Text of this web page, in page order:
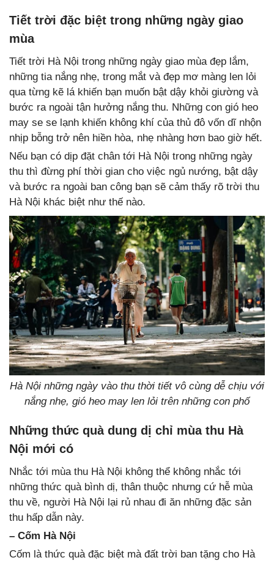
Tiết trời đặc biệt trong những ngày giao
mùa
Tiết trời Hà Nội trong những ngày giao mùa đẹp lắm,
những tia nắng nhẹ, trong mắt và đẹp mơ màng len lỏi
qua từng kẽ lá khiến bạn muốn bật dậy khỏi giường và
bước ra ngoài tận hưởng nắng thu. Những con gió heo
may se se lạnh khiến không khí của thủ đô vốn dĩ nhộn
nhịp bỗng trở nên hiền hòa, nhẹ nhàng hơn bao giờ hết.
Nếu bạn có dịp đặt chân tới Hà Nội trong những ngày
thu thì đừng phí thời gian cho việc ngủ nướng, bật dậy
và bước ra ngoài ban công bạn sẽ cảm thấy rõ trời thu
Hà Nội khác biệt như thế nào.
Hà Nội những ngày vào thu thời tiết vô cùng dễ chịu với
nắng nhẹ, gió heo may len lỏi trên những con phố
Những thức quà dung dị chỉ mùa thu Hà
Nội mới có
Nhắc tới mùa thu Hà Nội không thể không nhắc tới
những thức quà bình dị, thân thuộc nhưng cứ hễ mùa
thu về, người Hà Nội lại rủ nhau đi ăn những đặc sản
thu hấp dẫn này.
– Cốm Hà Nội
Cốm là thức quà đặc biệt mà đất trời ban tặng cho Hà